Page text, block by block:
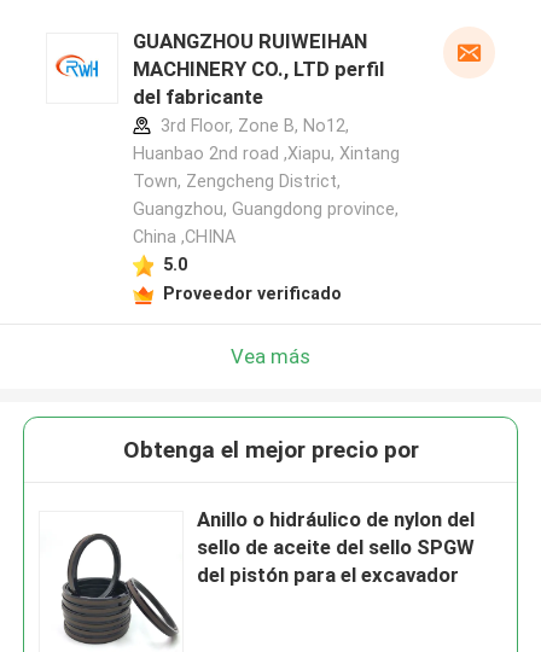
GUANGZHOU RUIWEIHAN
MACHINERY CO., LTD perfil
del fabricante
3rd Floor, Zone B, No12,
Huanbao 2nd road ,Xiapu, Xintang
Town, Zengcheng District,
Guangzhou, Guangdong province,
China ,CHINA
5.0
Proveedor verificado
Vea más
Obtenga el mejor precio por
Anillo o hidráulico de nylon del
sello de aceite del sello SPGW
del pistón para el excavador